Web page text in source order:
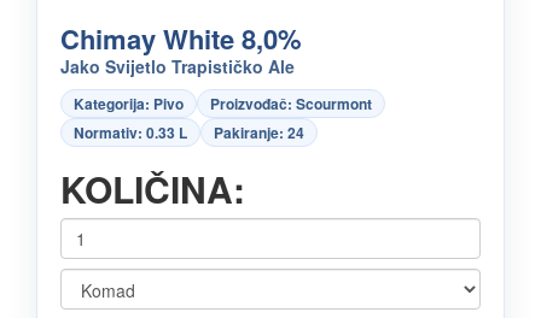
Chimay White 8,0%
Jako Svijetlo Trapističko Ale
Kategorija: Pivo
Proizvođač: Scourmont
Normativ: 0.33 L
Pakiranje: 24
KOLIČINA: